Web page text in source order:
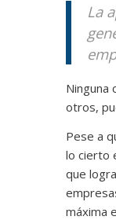
La
Ninguna
otros,
Pese a
lo cierto
que
máxima